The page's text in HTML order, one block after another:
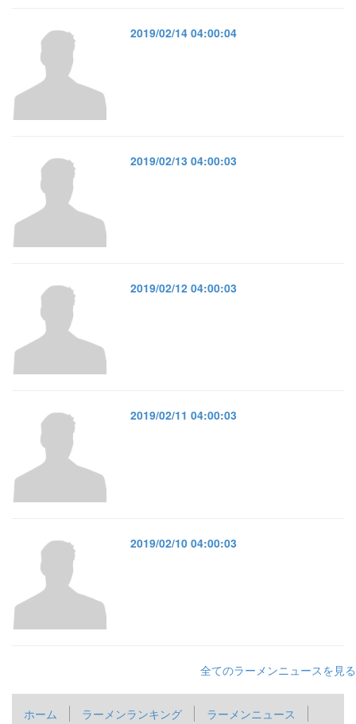
2019/02/14 04:00:04
2019/02/13 04:00:03
2019/02/12 04:00:03
2019/02/11 04:00:03
2019/02/10 04:00:03
全てのラーメンニュースを見る
ホーム ラーメンランキング
ラーメンニュース